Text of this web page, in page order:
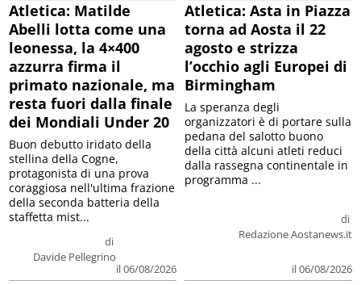
Atletica: Matilde
Abelli lotta come una
leonessa, la 4×400
azzurra firma il
primato nazionale, ma
resta fuori dalla finale
dei Mondiali Under 20
di
Davide Pellegrino
il 06/08/2026
Buon debutto iridato della
stellina della Cogne,
protagonista di una prova
coraggiosa nell'ultima frazione
della seconda batteria della
staffetta mist...
Atletica: Asta in Piazza
torna ad Aosta il 22
agosto e strizza
l’occhio agli Europei di
Birmingham
di
Redazione Aostanews.it
il 06/08/2026
La speranza degli
organizzatori è di portare sulla
pedana del salotto buono
della città alcuni atleti reduci
dalla rassegna continentale in
programma ...